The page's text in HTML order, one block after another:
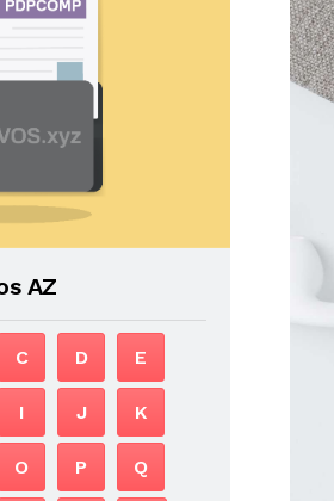
AZ
C D E
I J K
O P Q